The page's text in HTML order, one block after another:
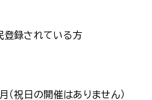
登録されている方
（祝日の開催はありません）